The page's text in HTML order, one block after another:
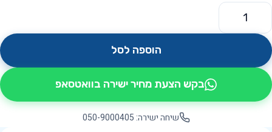
כמות של פותחן בקבוקים ובירה ממותג מתנה שימושית עם לוגו
הוספה לסל
בקש הצעת מחיר ישירה בוואטסאפ
שיחה ישירה: 050-9000405